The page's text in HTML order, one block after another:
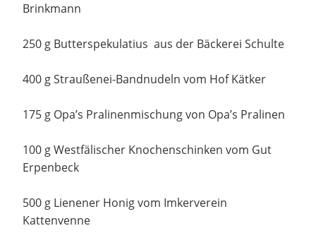
Brinkmann
250 g Butterspekulatius aus der Bäckerei Schulte
400 g Straußenei-Bandnudeln vom Hof Kätker
175 g Opa’s Pralinenmischung von Opa’s Pralinen
100 g Westfälischer Knochenschinken vom Gut
Erpenbeck
500 g Lienener Honig vom Imkerverein
Kattenvenne